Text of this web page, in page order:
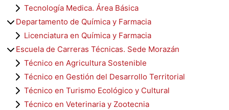
Tecnología Medica. Área Básica
Departamento de Química y Farmacia
Licenciatura en Química y Farmacia
Escuela de Carreras Técnicas. Sede Morazán
Técnico en Agricultura Sostenible
Técnico en Gestión del Desarrollo Territorial
Técnico en Turismo Ecológico y Cultural
Técnico en Veterinaria y Zootecnia